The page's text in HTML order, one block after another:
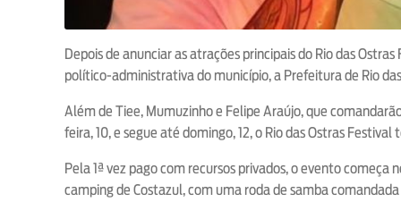
Depois de anunciar as atrações principais do Rio das
político-administrativa do município, a Prefeitura de Rio
Além de Tiee, Mumuzinho e Felipe Araújo, que
feira, 10, e segue até domingo, 12, o Rio das Ostras
Pela 1ª vez pago com recursos privados, o evento
camping de Costazul, com uma roda de samba